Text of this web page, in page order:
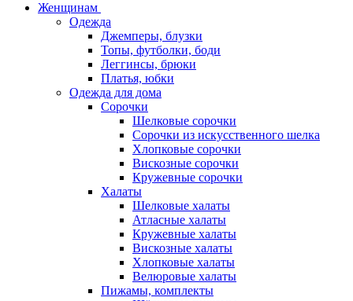
Женщинам
Одежда
Джемперы, блузки
Топы, футболки, боди
Леггинсы, брюки
Платья, юбки
Одежда для дома
Сорочки
Шелковые сорочки
Сорочки из искусственного шелка
Хлопковые сорочки
Вискозные сорочки
Кружевные сорочки
Халаты
Шелковые халаты
Атласные халаты
Кружевные халаты
Вискозные халаты
Хлопковые халаты
Велюровые халаты
Пижамы, комплекты